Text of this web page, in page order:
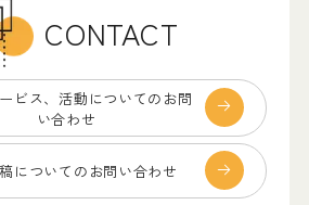
CONTACT
ビス、 活動についてのお問
い合わせ
についての お問い合わせ